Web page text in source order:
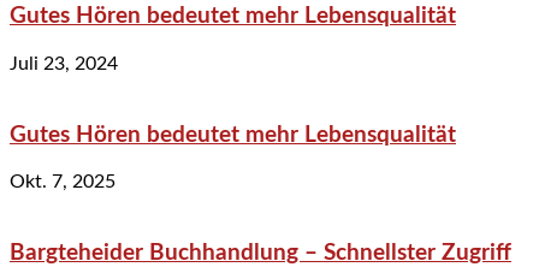
Gutes Hören bedeutet mehr Lebensqualität
Juli 23, 2024
Gutes Hören bedeutet mehr Lebensqualität
Okt. 7, 2025
Bargteheider Buchhandlung – Schnellster Zugriff